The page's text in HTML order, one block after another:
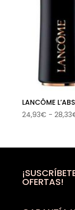
LANCÔME
24,93€ - 28,33
OFERTAS!